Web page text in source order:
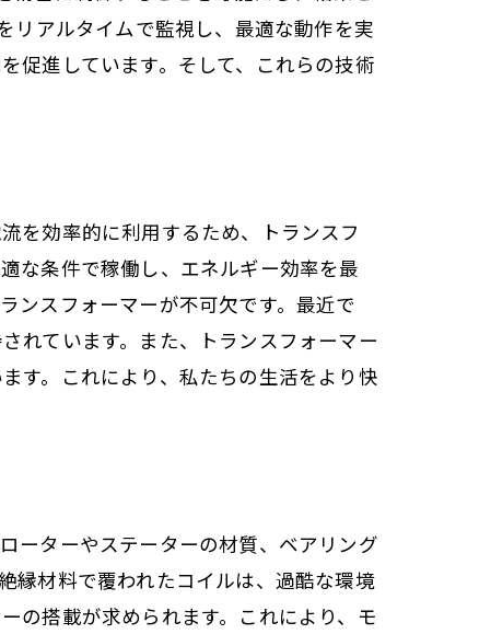
リアルタイムで監視し、最適な動作を実
促進しています。そして、これらの技術
を効率的に利用するため、トランスフ
な条件で稼働し、エネルギー効率を最
ンスフォーマーが不可欠です。最近で
れています。また、トランスフォーマー
す。これにより、私たちの生活をより快
ーターやステーターの材質、ベアリング
縁材料で覆われたコイルは、過酷な環境
の搭載が求められます。これにより、モ